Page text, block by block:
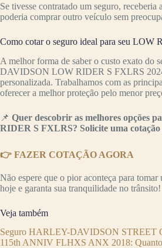
Se tivesse contratado um seguro, receberia
poderia comprar outro veículo sem
Como cotar o seguro ideal para seu LOW
A melhor forma de saber o custo exato do
DAVIDSON LOW RIDER S FXLRS
personalizada. Trabalhamos com as
oferecer a melhor proteção pelo menor
📌 Quer descobrir as melhores opções
RIDER S FXLRS? Solicite uma cotação
👉 FAZER COTAÇÃO AGORA
Não espere que o pior aconteça para tomar
hoje e garanta sua tranquilidade no trânsito!
Veja também
Seguro HARLEY-DAVIDSON STREET
115th ANNIV FLHXS ANX 2018: Quanto